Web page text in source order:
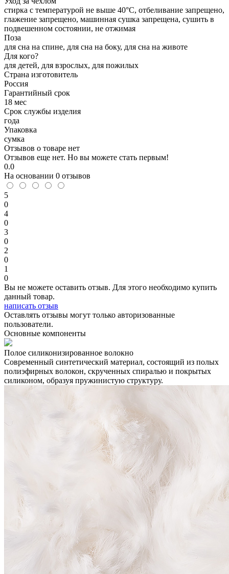
стирка с температурой не выше 40°C, отбеливание запрещено,
глажение запрещено, машинная сушка запрещена, сушить в
подвешенном состоянии, не отжимая
Поза
для сна на спине, для сна на боку, для сна на животе
Для кого?
для детей, для взрослых, для пожилых
Страна изготовитель
Россия
Гарантийный срок
18 мес
Срок службы изделия
года
Упаковка
сумка
Отзывов о товаре нет
Отзывов еще нет. Но вы можете стать первым!
0.0
На основании 0 отзывов
5
0
4
0
3
0
2
0
1
0
Вы не можете оставить отзыв. Для этого необходимо купить
данный товар.
написать отзыв
Оставлять отзывы могут только авторизованные
пользователи.
Основные компоненты
Полое силиконизированное волокно
Современный синтетический материал, состоящий из полых
полиэфирных волокон, скрученных спиралью и покрытых
силиконом, образуя пружинистую структуру.